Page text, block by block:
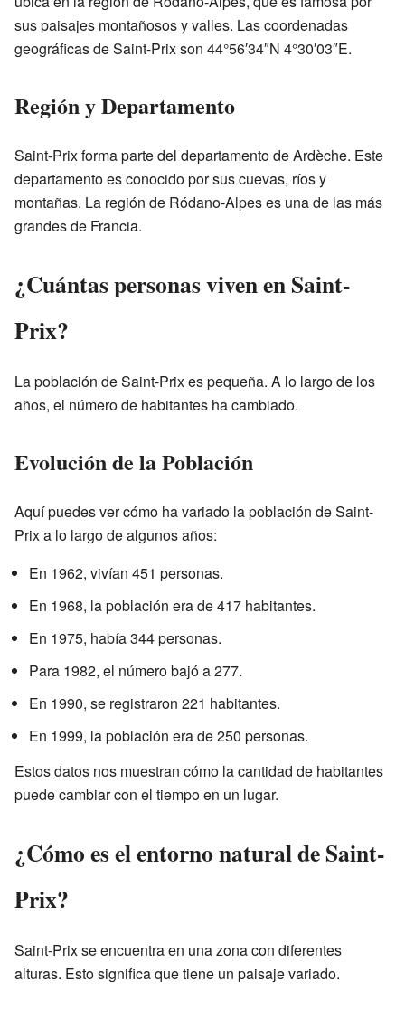
sus paisajes montañosos y valles. Las coordenadas
geográficas de Saint-Prix son 44°56′34″N 4°30′03″E.
Región y Departamento
Saint-Prix forma parte del departamento de Ardèche. Este
departamento es conocido por sus cuevas, ríos y
montañas. La región de Ródano-Alpes es una de las más
grandes de Francia.
¿Cuántas personas viven en Saint-
Prix?
La población de Saint-Prix es pequeña. A lo largo de los
años, el número de habitantes ha cambiado.
Evolución de la Población
Aquí puedes ver cómo ha variado la población de Saint-
Prix a lo largo de algunos años:
En 1962, vivían 451 personas.
En 1968, la población era de 417 habitantes.
En 1975, había 344 personas.
Para 1982, el número bajó a 277.
En 1990, se registraron 221 habitantes.
En 1999, la población era de 250 personas.
Estos datos nos muestran cómo la cantidad de habitantes
puede cambiar con el tiempo en un lugar.
¿Cómo es el entorno natural de Saint-
Prix?
Saint-Prix se encuentra en una zona con diferentes
alturas. Esto significa que tiene un paisaje variado.